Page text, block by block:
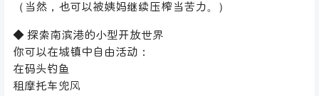
（当然，也可以被姨妈继续压榨当苦力。）
◆ 探索南滨港的小型开放世界
你可以在城镇中自由活动：
在码头钓鱼
租摩托车兜风